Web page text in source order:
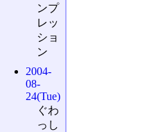
ンプ
レッ
ショ
ン
2004-
08-
24(Tue)
ぐわ
っし